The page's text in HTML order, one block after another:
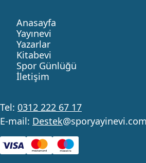
Anasayfa
Yayınevi
Yazarlar
Kitabevi
Spor Günlüğü
İletişim
Tel: 0312 222 67 17
E-mail: Destek@sporyayinevi.com